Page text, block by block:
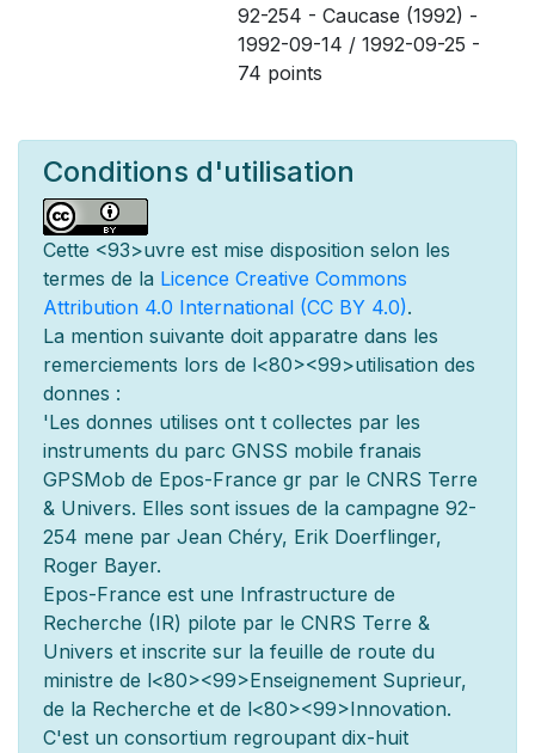
92-254 - Caucase (1992) -
1992-09-14 / 1992-09-25 -
74 points
Conditions d'utilisation
Cette <93>uvre est mise disposition selon les
termes de la Licence Creative Commons
Attribution 4.0 International (CC BY 4.0).
La mention suivante doit apparatre dans les
remerciements lors de l<80><99>utilisation des
donnes :
'Les donnes utilises ont t collectes par les
instruments du parc GNSS mobile franais
GPSMob de Epos-France gr par le CNRS Terre
& Univers. Elles sont issues de la campagne 92-
254 mene par Jean Chéry, Erik Doerflinger,
Roger Bayer.
Epos-France est une Infrastructure de
Recherche (IR) pilote par le CNRS Terre &
Univers et inscrite sur la feuille de route du
ministre de l<80><99>Enseignement Suprieur,
de la Recherche et de l<80><99>Innovation.
C'est un consortium regroupant dix-huit